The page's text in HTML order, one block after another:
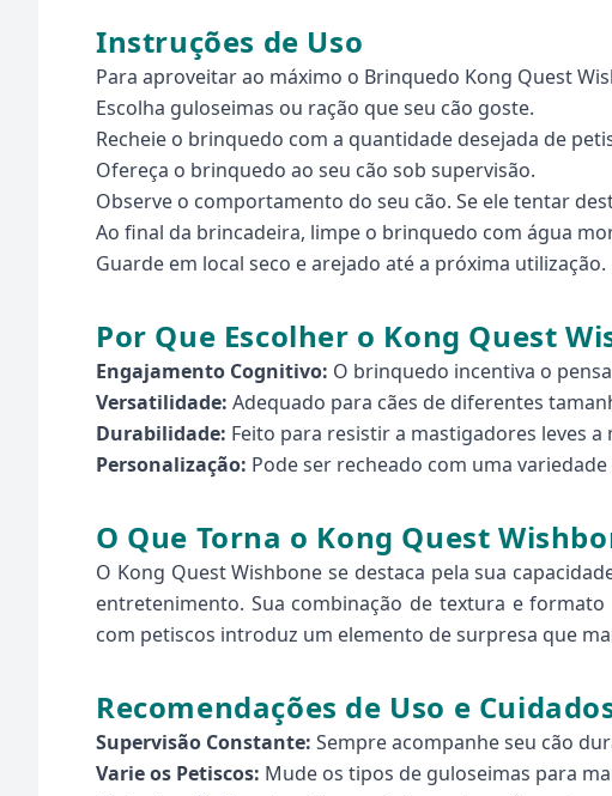
Instruções de Uso
Para aproveitar ao máximo o Brinquedo Kong Quest
Escolha guloseimas ou ração que seu cão goste.
Recheie o brinquedo com a quantidade desejada de
Ofereça o brinquedo ao seu cão sob supervisão.
Observe o comportamento do seu cão. Se ele tentar
Ao final da brincadeira, limpe o brinquedo com água
Guarde em local seco e arejado até a próxima utilização.
Por Que Escolher o Kong Quest
Engajamento Cognitivo: O brinquedo incentiva o
Versatilidade: Adequado para cães de diferentes
Durabilidade: Feito para resistir a mastigadores leves
Personalização: Pode ser recheado com uma
O Que Torna o Kong Quest
O Kong Quest Wishbone se destaca pela sua
entretenimento. Sua combinação de textura e
com petiscos introduz um elemento de surpresa que
Recomendações de Uso e
Supervisão Constante: Sempre acompanhe seu cão
Varie os Petiscos: Mude os tipos de guloseimas para